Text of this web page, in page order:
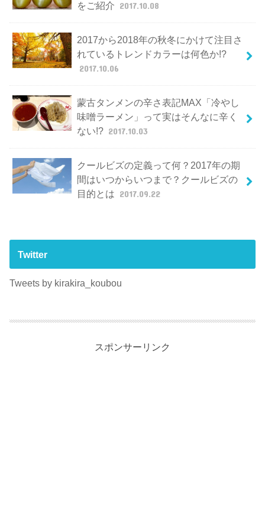
をご紹介 2017.10.08
2017から2018年の秋冬にかけて注目さ
れているトレンドカラーは何色か!?
2017.10.06
蒙古タンメンの辛さ表記MAX「冷やし
味噌ラーメン」って実はそんなに辛く
ない!? 2017.10.03
クールビズの定義って何？2017年の期
間はいつからいつまで？クールビズの
目的とは 2017.09.22
Twitter
Tweets by kirakira_koubou
スポンサーリンク